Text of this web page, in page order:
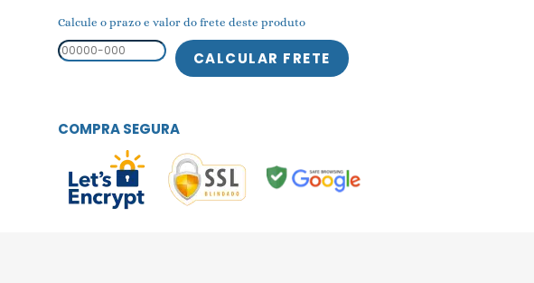
Calcule o prazo e valor do frete deste produto
COMPRA SEGURA